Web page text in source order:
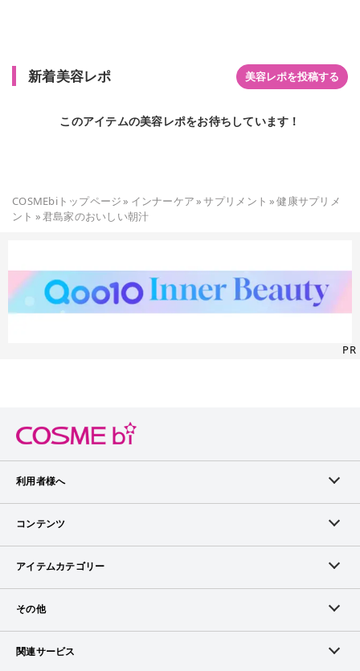
新着美容レポ 美容レポを投稿する
このアイテムの美容レポをお待ちしています！
COSMEbiトップページ» インナーケア»サプリメント »健康サプリメ
ント »君島家のおいしい朝汁
PR
利用者様へ
メンバーログイン
メンバー会員について
アイテム掲載リクエスト
コンテンツ
ランキング
ブランドから探す
アイテムカテゴリー
スキンケア
その他
お問い合わせ（ブランド様）
関連サービス